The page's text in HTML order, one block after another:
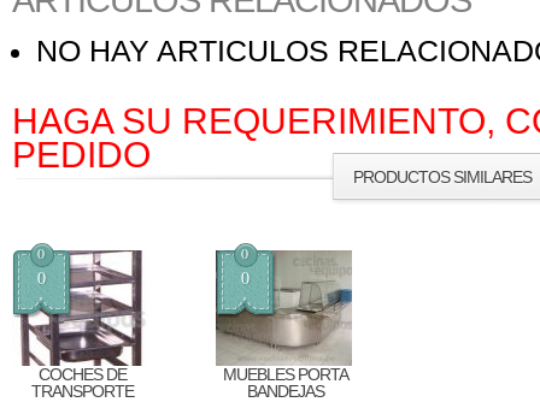
NO HAY ARTICULOS
HAGA SU REQUERIMIENTO,
PEDIDO
PRODUCTOS SIMILARES
0
0
COCHES DE
TRANSPORTE
0
0
MUEBLES PORTA
BANDEJAS